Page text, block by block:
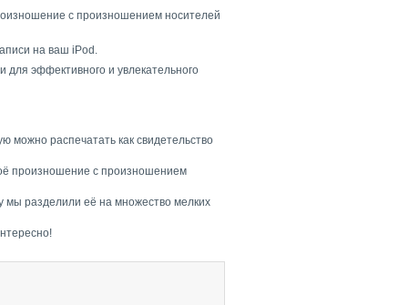
с произношением носителей
на ваш iPod.
для эффективного и увлекательного
распечатать как свидетельство
произношение с произношением
мы разделили её на множество мелких